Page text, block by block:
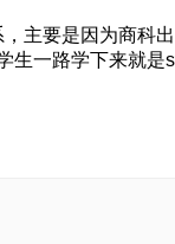
主要是因为商科
生一路学下来就是